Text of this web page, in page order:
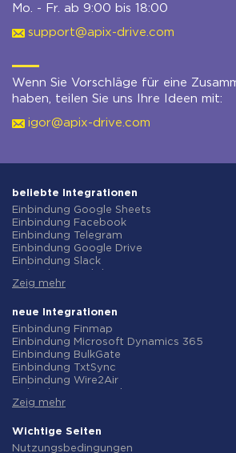
Mo. - Fr. ab 9:00 bis 18:00
support@apix-drive.com
Wenn Sie Vorschläge für eine
haben, teilen Sie uns Ihre Ideen mit:
igor@apix-drive.com
beliebte Integrationen
Einbindung Google Sheets
Einbindung Facebook
Einbindung Telegram
Einbindung Google Drive
Einbindung Slack
Einbindung Gmail
Einbindung ClickUp
Einbindung Airtable
Einbindung Google Contacts
Einbindung OpenAI (ChatGPT)
Einbindung Instagram
Einbindung ActiveCampaign
Einbindung Typeform
Einbindung Salesforce CRM
Einbindung Notion
Zeig mehr
neue Integrationen
Einbindung Finmap
Einbindung Microsoft Dynamics 365
Einbindung BulkGate
Einbindung TxtSync
Einbindung Wire2Air
Einbindung Infobip
Einbindung AtomPark
Einbindung TXTImpact
Zeig mehr
Wichtige Seiten
Nutzungsbedingungen